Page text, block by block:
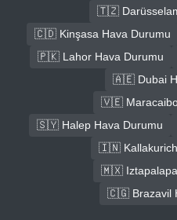
🇹🇿
🇨🇩 Kinşasa Hava Durumu
🇵🇰 Lahor Hava Durumu
🇦🇪 Dubai
🇻🇪 Maracaibo
🇸🇾 Halep Hava Durumu
🇮🇳
🇲🇽 Iztapalapa
🇨🇬 Brazavil